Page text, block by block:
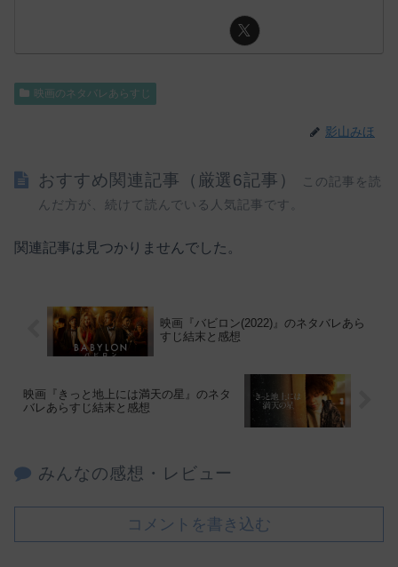
映画のネタバレあらすじ
影山みほ
おすすめ関連記事（厳選6記事）
この記事を読
んだ方が、続けて読んでいる人気記事です。
関連記事は見つかりませんでした。
映画『バビロン(2022)』のネタバレあら
すじ結末と感想
映画『きっと地上には満天の星』のネタ
バレあらすじ結末と感想
みんなの感想・レビュー
コメントを書き込む